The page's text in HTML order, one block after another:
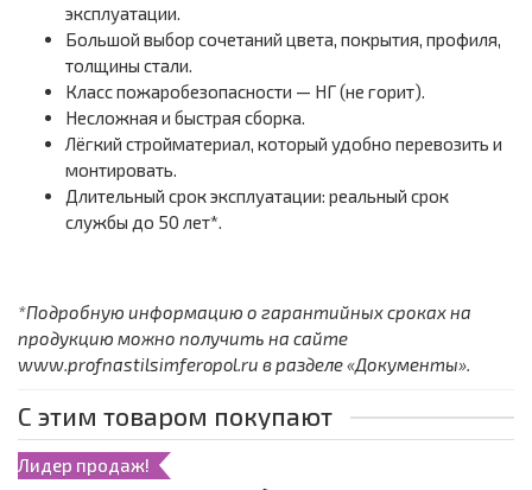
эксплуатации.
Большой выбор сочетаний цвета, покрытия, профиля,
толщины стали.
Класс пожаробезопасности — НГ (не горит).
Несложная и быстрая сборка.
Лёгкий стройматериал, который удобно перевозить и
монтировать.
Длительный срок эксплуатации: реальный срок
службы до 50 лет*.
*Подробную информацию о гарантийных сроках на
продукцию можно получить на сайте
www.profnastilsimferopol.ru в разделе «Документы».
С этим товаром покупают
Лидер продаж!